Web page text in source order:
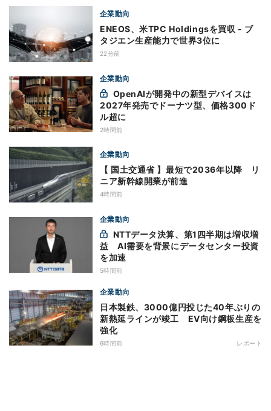
企業動向
ENEOS、米TPC Holdingsを買収 - ブ
タジエン生産能力で世界3位に
22分前
企業動向
2027年発売でドーナツ型、価格300ド
ル超に
2時間前
企業動向
【 国土交通省 】最短で2036年以降 リ
ニア新幹線開業が前進
4時間前
企業動向
益 AI需要を背景にデータセンター投資
を加速
5時間前
企業動向
日本製鉄、3000億円投じた40年ぶりの
新熱延ラインが竣工 EV向け鋼板生産を
強化
6時間前 レポート